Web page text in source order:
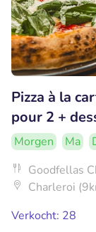
Pizza à la
pour 2 +
Morgen Ma
Goodfellas
Charleroi
Verkocht: 28